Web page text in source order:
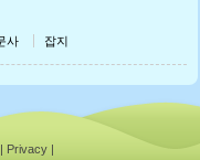
사 잡지
| Privacy|